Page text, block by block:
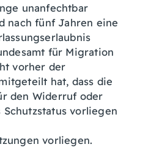
unanfechtbar
nach fünf Jahren eine
für Migration
vorher der
hat, dass die
den Widerruf oder
Schutzstatus vorliegen
vorliegen.